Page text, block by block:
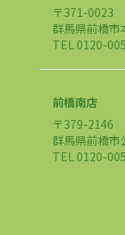
〒371-0023
群馬県前橋市
TEL 0120-
前橋南店
〒379-2146
群馬県前橋市
TEL 0120-